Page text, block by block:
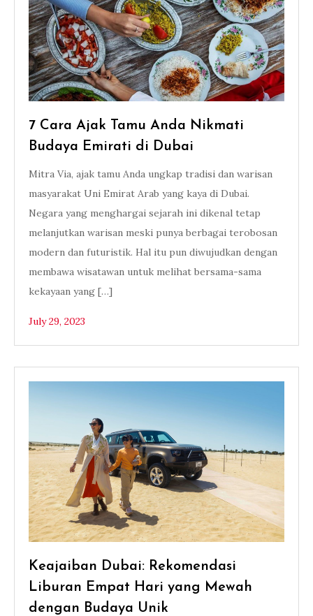
7 Cara Ajak Tamu Anda Nikmati
Budaya Emirati di Dubai
Mitra Via, ajak tamu Anda ungkap tradisi dan warisan
masyarakat Uni Emirat Arab yang kaya di Dubai.
Negara yang menghargai sejarah ini dikenal tetap
melanjutkan warisan meski punya berbagai terobosan
modern dan futuristik. Hal itu pun diwujudkan dengan
membawa wisatawan untuk melihat bersama-sama
kekayaan yang […]
July 29, 2023
Keajaiban Dubai: Rekomendasi
Liburan Empat Hari yang Mewah
dengan Budaya Unik